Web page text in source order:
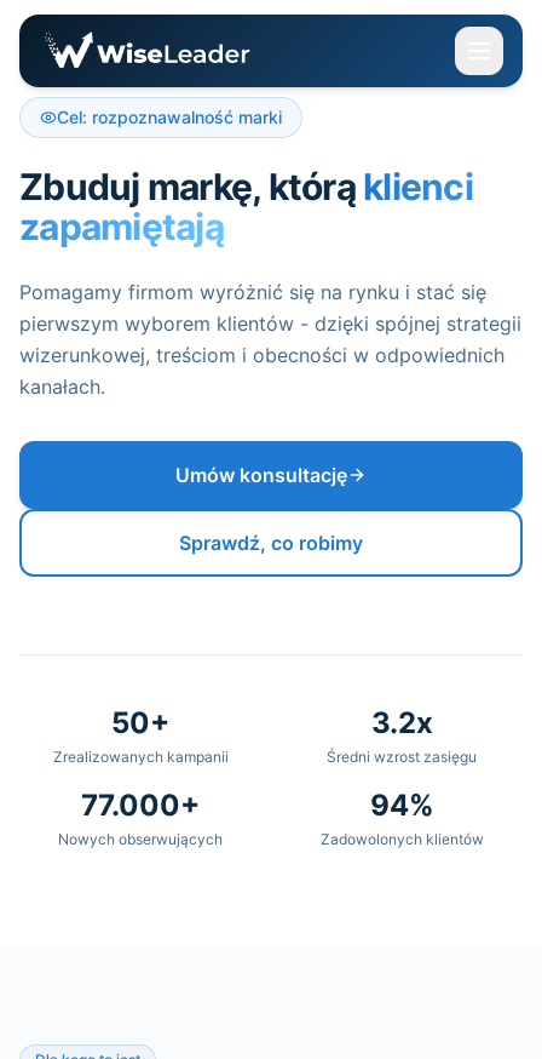
Cel: rozpoznawalność marki
Zbuduj markę, którąklienci
zapamiętają
Pomagamy firmom wyróżnić się na rynku i stać się
pierwszym wyborem klientów - dzięki spójnej strategii
wizerunkowej, treściom i obecności w odpowiednich
kanałach.
Umów konsultację
Sprawdź, co robimy
50+
Zrealizowanych kampanii
3.2x
Średni wzrost zasięgu
77.000+
Nowych obserwujących
94%
Zadowolonych klientów